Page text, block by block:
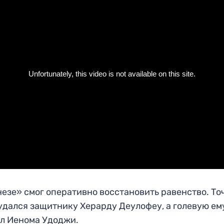
смог оперативно восстановить равенство.
защитнику Херарду Деулофеу, а голевую
Иенома Удоджи.